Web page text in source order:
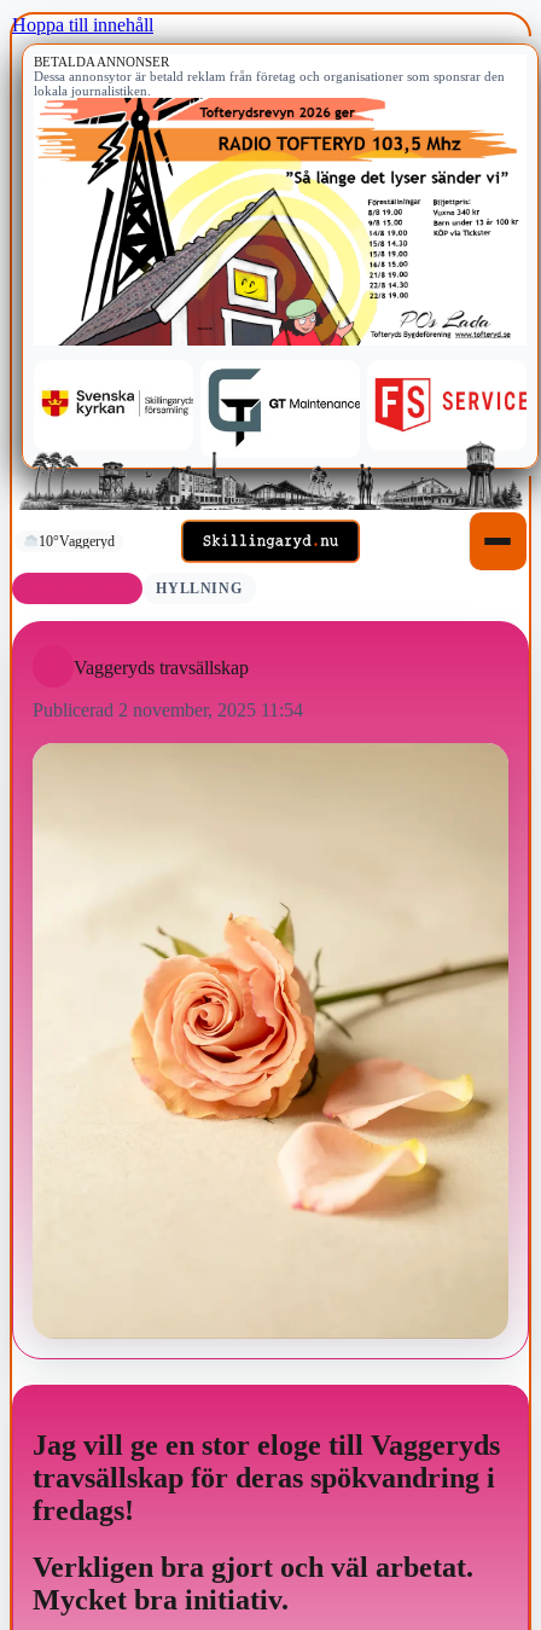
Hoppa till innehåll
BETALDA ANNONSER
Dessa annonsytor är betald reklam från företag och organisationer som sponsrar den
lokala journalistiken.
10°Vaggeryd
HYLLNING
Vaggeryds travsällskap
Publicerad 2 november, 2025 11:54
Jag vill ge en stor eloge till Vaggeryds
travsällskap för deras spökvandring i
fredags!
Verkligen bra gjort och väl arbetat.
Mycket bra initiativ.